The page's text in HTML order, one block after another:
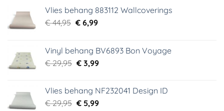
Vlies behang 883112 Wallcoverings
€44,95 Oorspronkelijke
€ 44,95.
€6,99Huidige
€ 6,99.
Vinyl behang BV6893 Bon Voyage
€29,95 Oorspronkelijke
€ 29,95.
€3,99Huidige
€ 3,99.
Vlies behang NF232041 Design ID
€29,95 Oorspronkelijke
€5,99Huidige